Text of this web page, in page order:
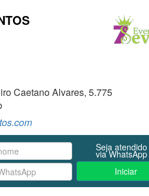
Caetano Alvares, 5.775
Seja atendido
via WhatsApp
Iniciar